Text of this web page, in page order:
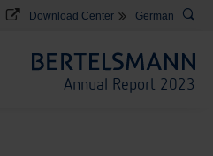
e Download Center German
Annual Report 2023